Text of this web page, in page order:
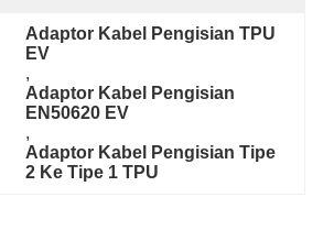
Adaptor Kabel Pengisian TPU
EV
,
Adaptor Kabel Pengisian
EN50620 EV
,
Adaptor Kabel Pengisian Tipe
2 Ke Tipe 1 TPU